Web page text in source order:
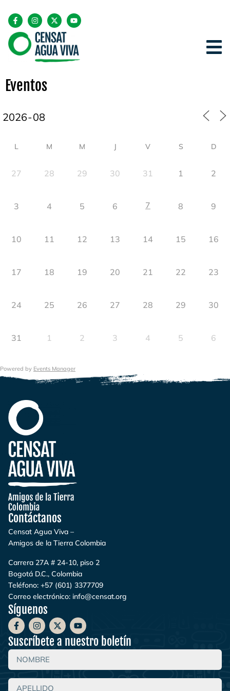
Eventos
L M M J V S D
27 28 29 30 31 1 2
3 4 5 6 7 8 9
10 11 12 13 14 15 16
17 18 19 20 21 22 23
24 25 26 27 28 29 30
31 1 2 3 4 5 6
Powered by Events Manager
Contáctanos
Censat Agua Viva –
Amigos de la Tierra Colombia
Carrera 27A # 24-10, piso 2
Bogotá D.C., Colombia
Teléfono: +57 (601) 3377709
Correo electrónico: info@censat.org
Síguenos
Suscríbete a nuestro boletín